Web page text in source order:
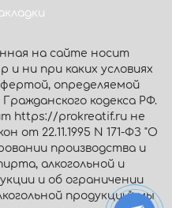
на сайте носит
ни при каких условиях
определяемой
кодекса РФ.
https://prokreatif.ru не
от 22.11.1995 N 171-ФЗ "О
производства и
алкогольной и
и об ограничении
продукции": мы